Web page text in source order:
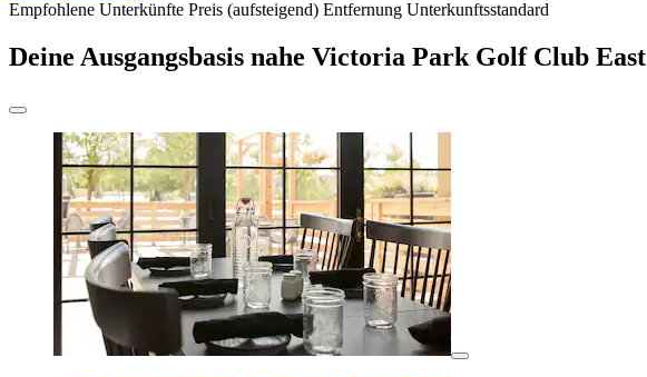
Empfohlene Unterkünfte Preis (aufsteigend) Entfernung Unterkunftsstandard
Deine Ausgangsbasis nahe Victoria Park Golf Club East